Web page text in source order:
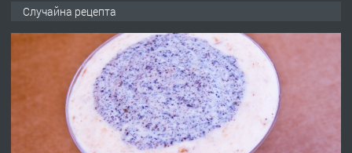
АПАРТАМЕНТ В ЦЕНТЪРА НА ГР.
ХАСКОВО
ПРЕДЛАГА Давам гараж под наем
Случайна рецепта